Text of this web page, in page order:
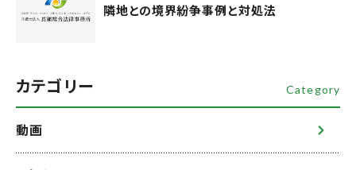
隣地との境界紛争事例と対処法
カテゴリー Category
動画